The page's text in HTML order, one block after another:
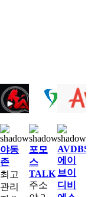
야동
존
최고
관리
포모
스
TALK
주소
에이
브이
디비